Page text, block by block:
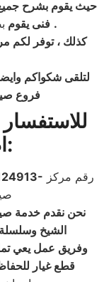
حيث يقوم بشرح جميع
فنى يقوم .
لتلقى شكواكم
فروع
:
نحن نقدم خدمة
الشيخ
وفريق عمل يعي
قطع غيار